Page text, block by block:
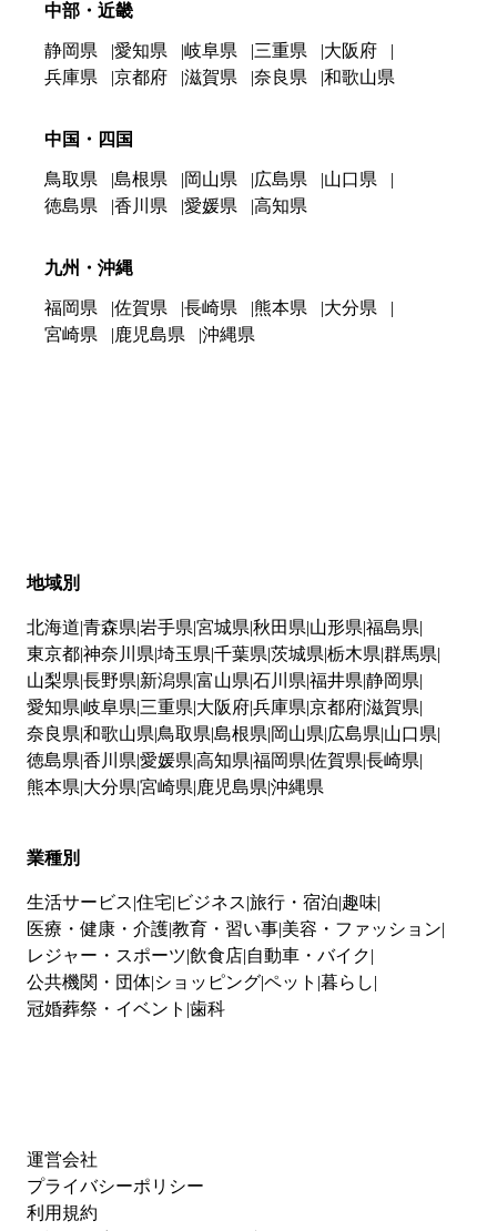
中部・近畿
静岡県 愛知県 岐阜県 三重県
大阪府
兵庫県
京都府 滋賀県 奈良県 和歌山県
中国・四国
鳥取県 島根県 岡山県 広島県
山口県
徳島県
香川県 愛媛県 高知県
九州・沖縄
福岡県 佐賀県 長崎県 熊本県
大分県
宮崎県
鹿児島県 沖縄県
地域別
北海道 青森県 岩手県 宮城県 秋田県 山形県 福島県
東京都神奈川県 埼玉県 千葉県 茨城県 栃木県 群馬県
山梨県 長野県 新潟県 富山県 石川県 福井県 静岡県
愛知県 岐阜県 三重県 大阪府兵庫県 京都府滋賀県
奈良県 和歌山県 鳥取県 島根県 岡山県 広島県 山口県
徳島県 香川県 愛媛県 高知県 福岡県 佐賀県 長崎県
熊本県 大分県 宮崎県 鹿児島県 沖縄県
業種別
生活サービス 住宅 ビジネス 旅行・宿泊 趣味
医療・健康・介護教育・習い事 美容・ファッション
レジャー・スポーツ 飲食店 自動車・バイク
公共機関・団体 ショッピングペット 暮らし
冠婚葬祭・イベント 歯科
運営会社
プライバシーポリシー
利用規約